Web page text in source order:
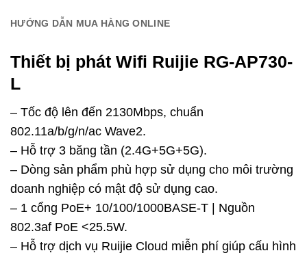
HƯỚNG DẪN MUA HÀNG ONLINE
Thiết bị phát Wifi Ruijie RG-AP730-
L
– Tốc độ lên đến 2130Mbps, chuẩn
802.11a/b/g/n/ac Wave2.
– Hỗ trợ 3 băng tần (2.4G+5G+5G).
– Dòng sản phẩm phù hợp sử dụng cho môi trường
doanh nghiệp có mật độ sử dụng cao.
– 1 cổng PoE+ 10/100/1000BASE-T | Nguồn
802.3af PoE <25.5W.
– Hỗ trợ dịch vụ Ruijie Cloud miễn phí giúp cấu hình